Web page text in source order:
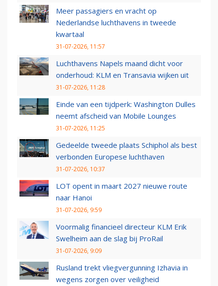
Meer passagiers en vracht op
Nederlandse luchthavens in tweede
kwartaal
31-07-2026, 11:57
Luchthavens Napels maand dicht voor
onderhoud: KLM en Transavia wijken uit
31-07-2026, 11:28
Einde van een tijdperk: Washington Dulles
neemt afscheid van Mobile Lounges
31-07-2026, 11:25
Gedeelde tweede plaats Schiphol als best
verbonden Europese luchthaven
31-07-2026, 10:37
LOT opent in maart 2027 nieuwe route
naar Hanoi
31-07-2026, 9:59
Voormalig financieel directeur KLM Erik
Swelheim aan de slag bij ProRail
31-07-2026, 9:09
Rusland trekt vliegvergunning Izhavia in
wegens zorgen over veiligheid